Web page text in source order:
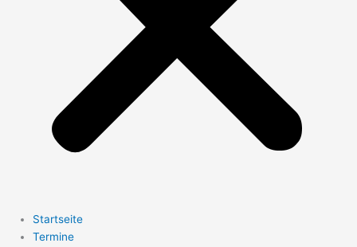
Startseite
Termine